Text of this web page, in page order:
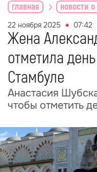
главная новости
22 ноября 2025 07:42
Жена
отметила
Стамбуле
Анастасия
чтобы отметить